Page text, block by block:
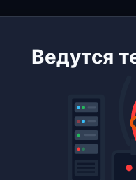
Ведутся